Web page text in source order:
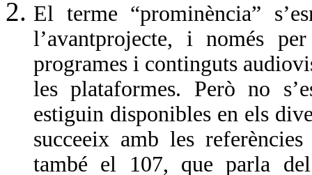
El terme “prominència”
l’avantprojecte, i només
programes i continguts
les plataformes. Però no
estiguin disponibles en els
succeeix amb les
també el 107, que parla